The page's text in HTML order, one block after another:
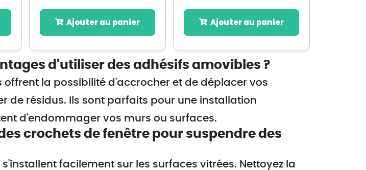
Ajouter au panier Ajouter au panier
d'utiliser des adhésifs amovibles ?
offrent la possibilité d'accrocher et de déplacer vos
de résidus. Ils sont parfaits pour une installation
d'endommager vos murs ou surfaces.
crochets de fenêtre pour suspendre des
s'installent facilement sur les surfaces vitrées. Nettoyez la